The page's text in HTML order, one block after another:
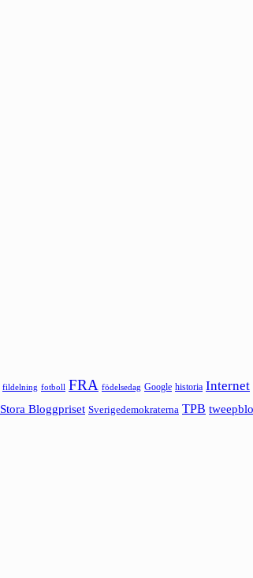
fildelning fotboll FRA födelsedag Google historia Internet
Stora Bloggpriset Sverigedemokraterna TPB